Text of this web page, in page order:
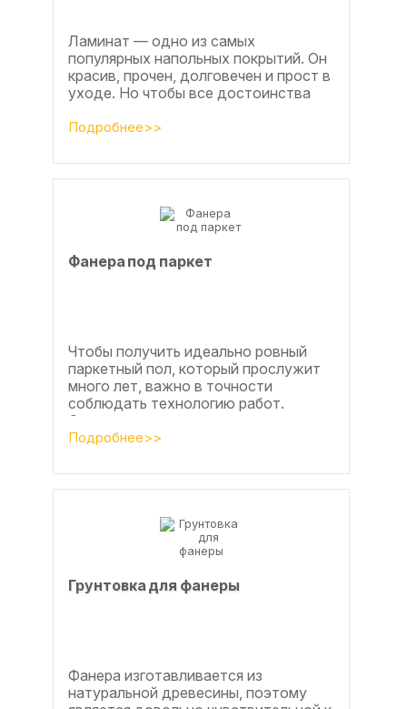
Ламинат — одно из самых
популярных напольных покрытий. Он
красив, прочен, долговечен и прост в
уходе. Но чтобы все достоинства
раскрылись, важно...
Подробнее>>
Фанера под паркет
Чтобы получить идеально ровный
паркетный пол, который прослужит
много лет, важно в точности
соблюдать технологию работ.
Сегодня одним из самых простых и
эффективных методов считается...
Подробнее>>
Грунтовка для фанеры
Фанера изготавливается из
натуральной древесины, поэтому